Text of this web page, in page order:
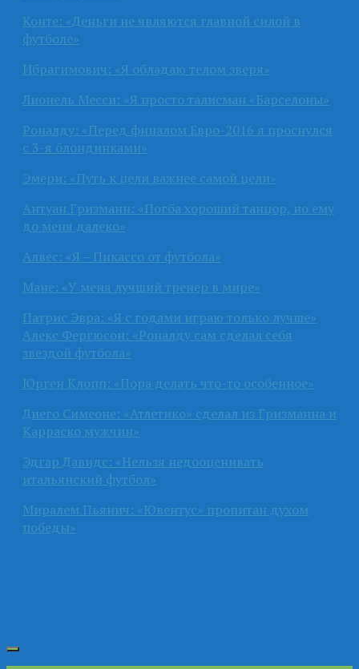
Конте: «Деньги не являются главной силой в
футболе»
Ибрагимович: «Я обладаю телом зверя»
Лионель Месси: «Я просто талисман «Барселоны»
Роналду: «Перед финалом Евро-2016 я проснулся
с 3-я блондинками»
Эмери: «Путь к цели важнее самой цели»
Антуан Гризманн: «Погба хороший танцор, но ему
до меня далеко»
Алвес: «Я – Пикассо от футбола»
Мане: «У меня лучший тренер в мире»
Патрис Эвра: «Я с годами играю только лучше»
Алекс Фергюсон: «Роналду сам сделал себя
звездой футбола»
Юрген Клопп: «Пора делать что-то особенное»
Диего Симеоне: «Атлетико» сделал из Гризманна и
Карраско мужчин»
Эдгар Давидс: «Нельзя недооценивать
итальянский футбол»
Миралем Пьянич: «Ювентус» пропитан духом
победы»